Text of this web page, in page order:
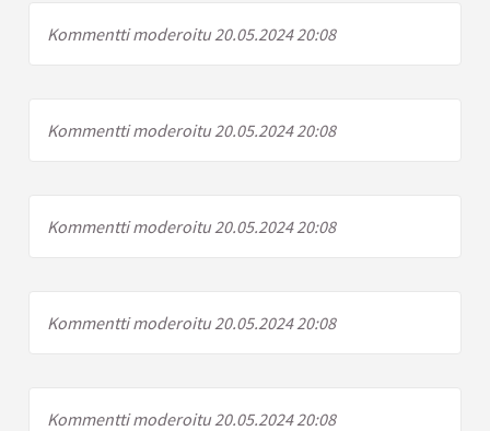
Kommentti moderoitu 20.05.2024 20:08
Kommentti moderoitu 20.05.2024 20:08
Kommentti moderoitu 20.05.2024 20:08
Kommentti moderoitu 20.05.2024 20:08
Kommentti moderoitu 20.05.2024 20:08